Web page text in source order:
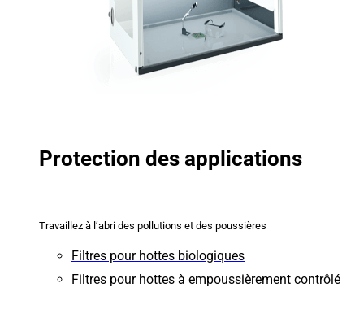
Protection des applications
Travaillez à l’abri des pollutions et des poussières
Filtres pour hottes biologiques
Filtres pour hottes à empoussièrement contrôlé